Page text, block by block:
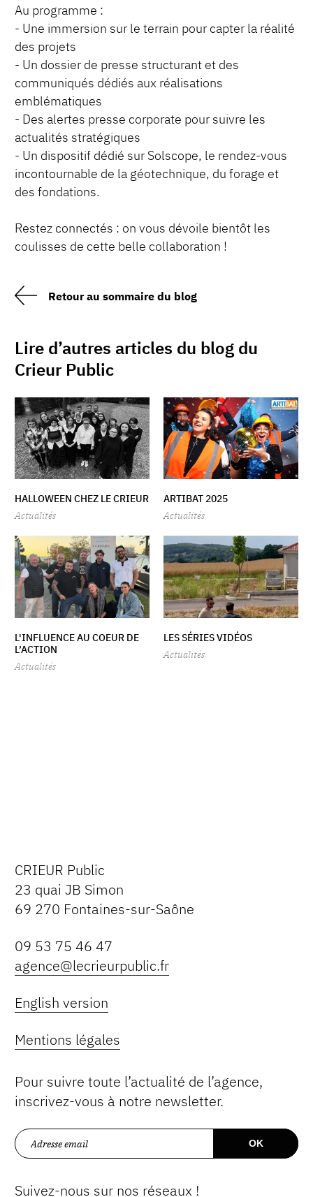
Au programme :
- Une immersion sur le terrain pour capter la réalité
des projets
- Un dossier de presse structurant et des
communiqués dédiés aux réalisations
emblématiques
- Des alertes presse corporate pour suivre les
actualités stratégiques
- Un dispositif dédié sur Solscope, le rendez-vous
incontournable de la géotechnique, du forage et
des fondations.
Restez connectés : on vous dévoile bientôt les
coulisses de cette belle collaboration !
Retour au sommaire du blog
Lire d’autres articles du blog du
Crieur Public
HALLOWEEN CHEZ LE CRIEUR
Actualités
ARTIBAT 2025
Actualités
L'INFLUENCE AU COEUR DE
L’ACTION
Actualités
LES SÉRIES VIDÉOS
Actualités
CRIEUR Public
23 quai JB Simon
69 270 Fontaines-sur-Saône
09 53 75 46 47
agence@lecrieurpublic.fr
English version
Mentions légales
Pour suivre toute l’actualité de l’agence,
inscrivez-vous à notre newsletter.
Suivez-nous sur nos réseaux !